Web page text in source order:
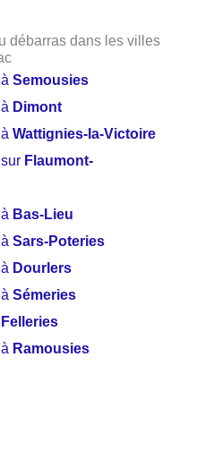
débarras dans les villes
àSemousies
Dimont
àWattignies-la-Victoire
Flaumont-
Bas-Lieu
àSars-Poteries
Dourlers
àSémeries
Felleries
Ramousies